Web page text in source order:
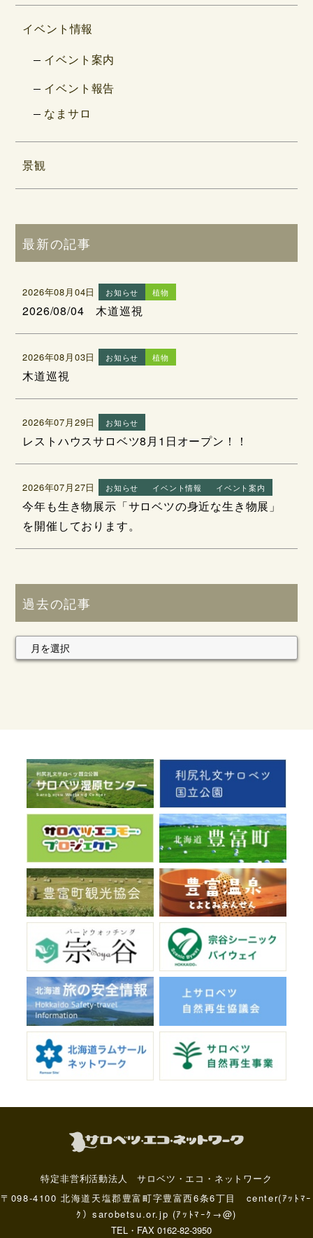
イベント情報
イベント案内
イベント報告
なまサロ
景観
最新の記事
2026年08月04日 お知らせ 植物
2026/08/04 木道巡視
2026年08月03日 お知らせ 植物
木道巡視
2026年07月29日 お知らせ
レストハウスサロベツ8月1日オープン！！
2026年07月27日 お知らせ イベント情報 イベント案内
今年も生き物展示「サロベツの身近な生き物展」
を開催しております。
過去の記事
特定非営利活動法人 サロベツ・エコ・ネットワーク
〒098-4100 北海道天塩郡豊富町字豊富西6条6丁目 center(ｱｯﾄﾏｰ
ｸ）sarobetsu.or.jp (ｱｯﾄﾏｰｸ→@)
TEL・FAX 0162-82-3950